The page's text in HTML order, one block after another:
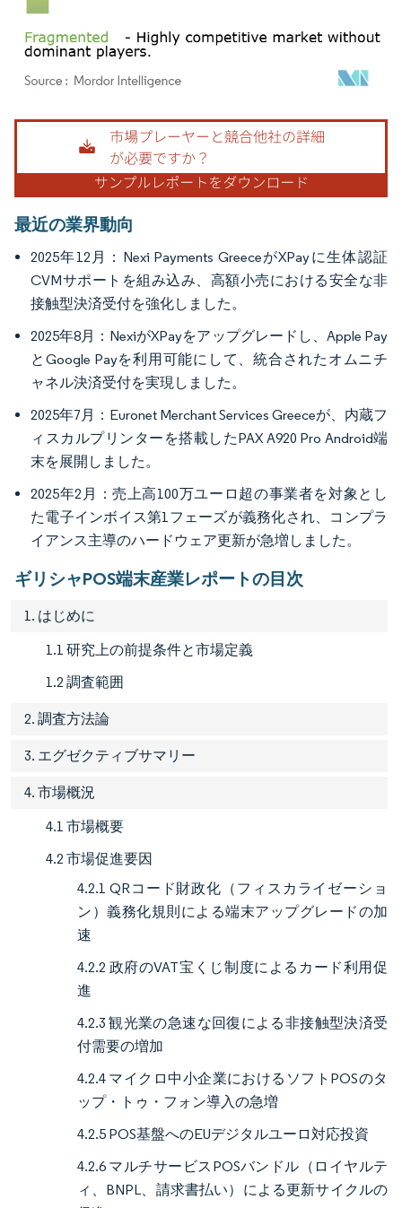
画像 © Mordor Intelligence。再利用にはCC BY 4.0の表示が必要です。
最近の業界動向
2025年12月：Nexi Payments GreeceがXPayに生体認証
CVMサポートを組み込み、高額小売における安全な非
接触型決済受付を強化しました。
2025年8月：NexiがXPayをアップグレードし、Apple Pay
とGoogle Payを利用可能にして、統合されたオムニチ
ャネル決済受付を実現しました。
2025年7月：Euronet Merchant Services Greeceが、内蔵フ
ィスカルプリンターを搭載したPAX A920 Pro Android端
末を展開しました。
2025年2月：売上高100万ユーロ超の事業者を対象とし
た電子インボイス第1フェーズが義務化され、コンプラ
イアンス主導のハードウェア更新が急増しました。
ギリシャPOS端末産業レポートの目次
1. はじめに
1.1 研究上の前提条件と市場定義
1.2 調査範囲
2. 調査方法論
3. エグゼクティブサマリー
4. 市場概況
4.1 市場概要
4.2 市場促進要因
4.2.1 QRコード財政化（フィスカライゼーショ
ン）義務化規則による端末アップグレードの加
速
4.2.2 政府のVAT宝くじ制度によるカード利用促
進
4.2.3 観光業の急速な回復による非接触型決済受
付需要の増加
4.2.4 マイクロ中小企業におけるソフトPOSのタ
ップ・トゥ・フォン導入の急増
4.2.5 POS基盤へのEUデジタルユーロ対応投資
4.2.6 マルチサービスPOSバンドル（ロイヤルテ
ィ、BNPL、請求書払い）による更新サイクルの